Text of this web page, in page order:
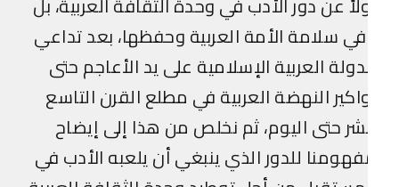
سلامة الأمة العربية وحفظها، بعد تداعي
العربية الإسلامية على يد الأعاجم حتى
النهضة العربية في مطلع القرن التاسع
حتى اليوم، ثم نخلص من هذا إلى إيضاح
للدور الذي ينبغي أن يلعبه الأدب في